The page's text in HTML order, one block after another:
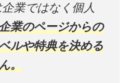
業ではなく個人
業のページからの
ルや特典を決める
。